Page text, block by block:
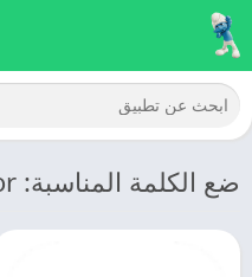
ضع الكلمة المناسبة: CapCut video Editor